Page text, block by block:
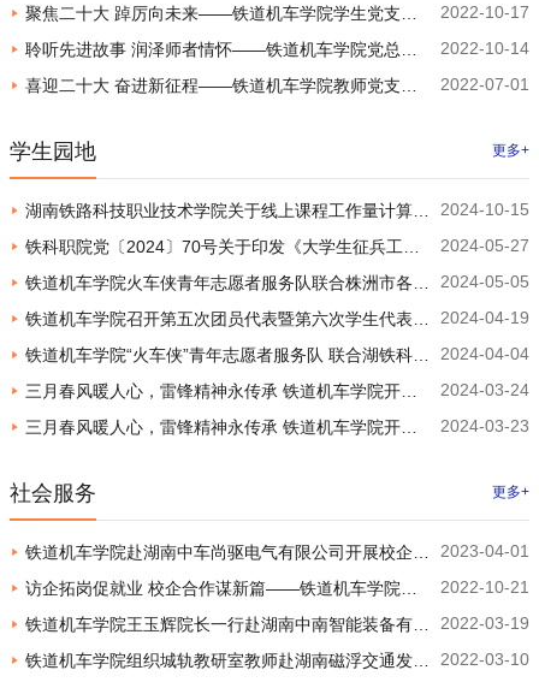
提升活动
聚焦二十大 踔厉向未来——铁道机车学院学生党支部
开展主题党日活动
2022-10-17
聆听先进故事 润泽师者情怀——铁道机车学院党总支
组织全体教职工开展政治理论学习
2022-10-14
喜迎二十大 奋进新征程——铁道机车学院教师党支部
2022-07-01
学生园地 更多+
湖南铁路科技职业技术学院关于线上课程工作量计算办
法的补充说明
2024-10-15
铁科职院党〔2024〕70号关于印发《大学生征兵工作
管理办法》的通知
2024-05-27
铁道机车学院火车侠青年志愿者服务队联合株洲市各高
校志愿者团队开展株洲市马拉松赛事协助工作
2024-05-05
铁道机车学院召开第五次团员代表暨第六次学生代表大
会
2024-04-19
铁道机车学院“火车侠”青年志愿者服务队 联合湖铁科各
志愿者团队协助开展株洲市第九届职工健步行活动
2024-04-04
三月春风暖人心，雷锋精神永传承 铁道机车学院开
展“学雷锋活动月”系列活动（四）
2024-03-24
三月春风暖人心，雷锋精神永传承 铁道机车学院开
2024-03-23
社会服务 更多+
铁道机车学院赴湖南中车尚驱电气有限公司开展校企交
流
2023-04-01
访企拓岗促就业 校企合作谋新篇——铁道机车学院领
导带队走访中车特种装备科技有限公司
2022-10-21
铁道机车学院王玉辉院长一行赴湖南中南智能装备有限
公司进行校企合作洽谈并看望顶岗实习学生
2022-03-19
铁道机车学院组织城轨教研室教师赴湖南磁浮交通发展
2022-03-10